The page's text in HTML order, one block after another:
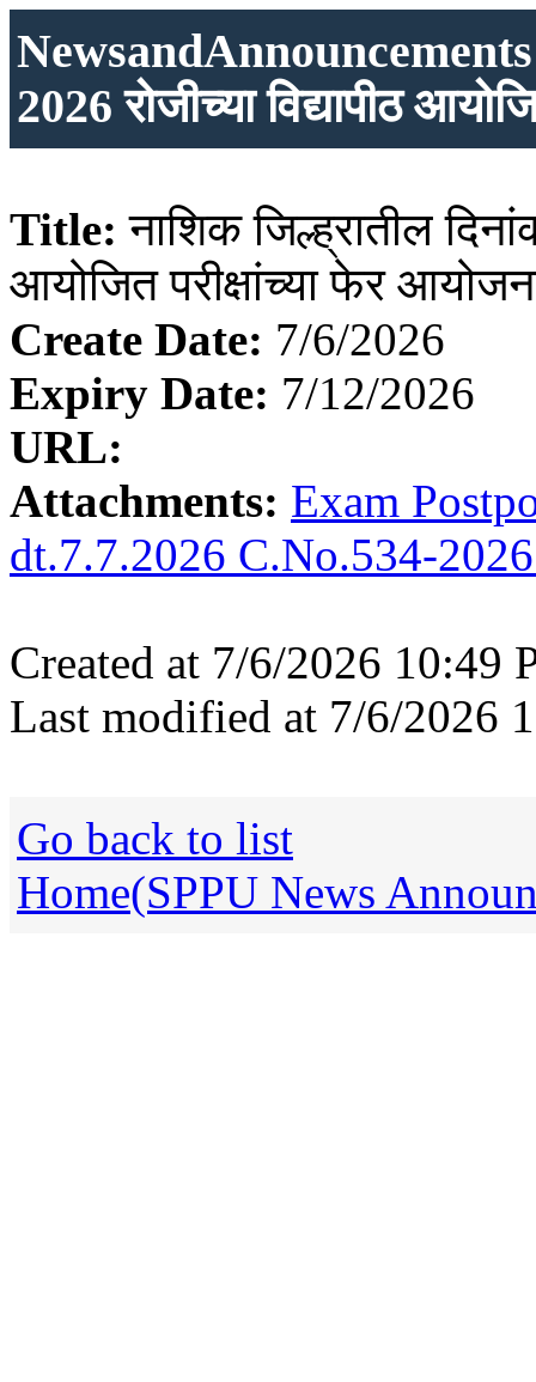
2026 रोजीच्या विद्यापीठ
Title:नाशिक जिल्ह्रातील
आयोजित परीक्षांच्या फेर
Create Date: 7/6/2026
Expiry Date: 7/12/2026
URL:
Attachments: Exam
dt.7.7.2026 C.No.534-
Created at 7/6/2026 10:49
Last modified at 7/6/2026
Go back to list
Home(SPPU News